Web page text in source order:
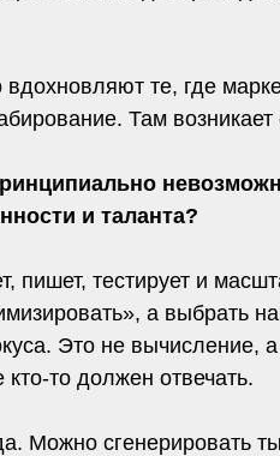
те, где
Там
и таланта?
пишет, тестирует и
а
Это не вычисление,
то должен отвечать.
Можно сгенерировать